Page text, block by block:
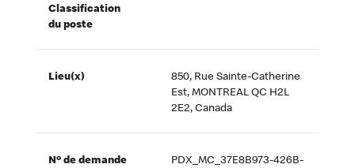
Classification
du poste
Lieu(x)
850, Rue Sainte-Catherine
Est, MONTREAL QC H2L
2E2, Canada
Nº de demande
PDX_MC_37E8B973-426B-